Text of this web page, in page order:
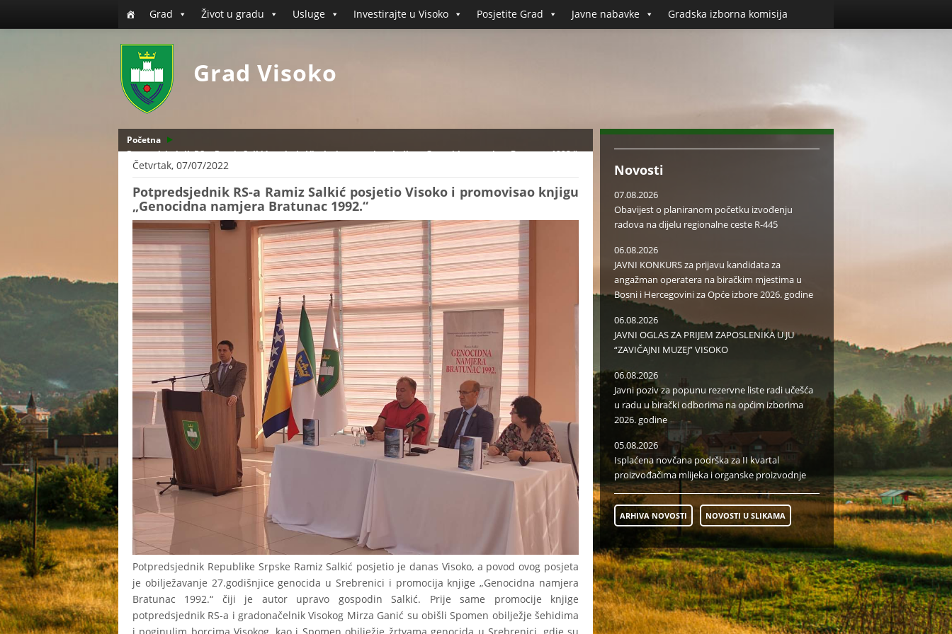
Grad Život u gradu Usluge Investirajte u Visoko Posjetite Grad Javne nabavke Gradska izborna komisija
Grad Visoko
Početna
Potpredsjednik RS-a Ramiz Salkić posjetio Visoko i promovisao knjigu „Genocidna namjera Bratunac 1992.“
Četvrtak, 07/07/2022
Potpredsjednik RS-a Ramiz Salkić posjetio Visoko i promovisao knjigu
„Genocidna namjera Bratunac 1992.“
Potpredsjednik Republike Srpske Ramiz Salkić posjetio je danas Visoko, a povod ovog posjeta
je obilježavanje 27.godišnjice genocida u Srebrenici i promocija knjige „Genocidna namjera
Bratunac 1992.“ čiji je autor upravo gospodin Salkić. Prije same promocije knjige
potpredsjednik RS-a i gradonačelnik Visokog Mirza Ganić su obišli Spomen obilježje šehidima
Novosti
07.08.2026
Obavijest o planiranom početku izvođenju
radova na dijelu regionalne ceste R-445
06.08.2026
JAVNI KONKURS za prijavu kandidata za
angažman operatera na biračkim mjestima u
Bosni i Hercegovini za Opće izbore 2026. godine
06.08.2026
JAVNI OGLAS ZA PRIJEM ZAPOSLENIKA U JU
“ZAVIČAJNI MUZEJ” VISOKO
06.08.2026
Javni poziv za popunu rezervne liste radi učešća
u radu u birački odborima na općim izborima
2026. godine
05.08.2026
Isplaćena novčana podrška za II kvartal
proizvođačima mlijeka i organske proizvodnje
ARHIVA NOVOSTI NOVOSTI U SLIKAMA